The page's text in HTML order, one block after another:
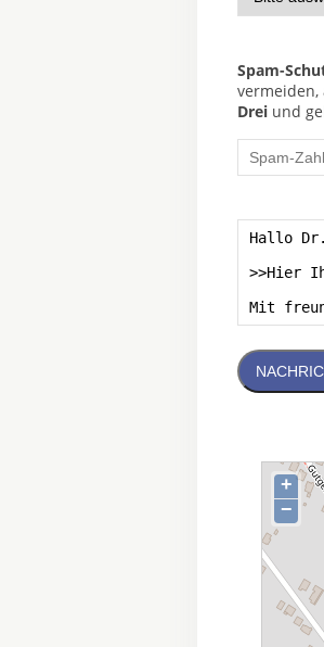
Spam-
vermeiden,
Drei und